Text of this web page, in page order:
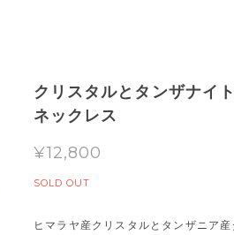
クリスタルとタンザナイ
ネックレス
¥12,800
SOLD OUT
ヒマラヤ産クリスタルとタンザニア